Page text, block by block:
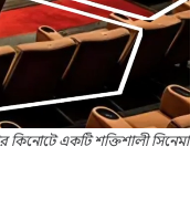
একটি শক্তিশালী সিনেমা